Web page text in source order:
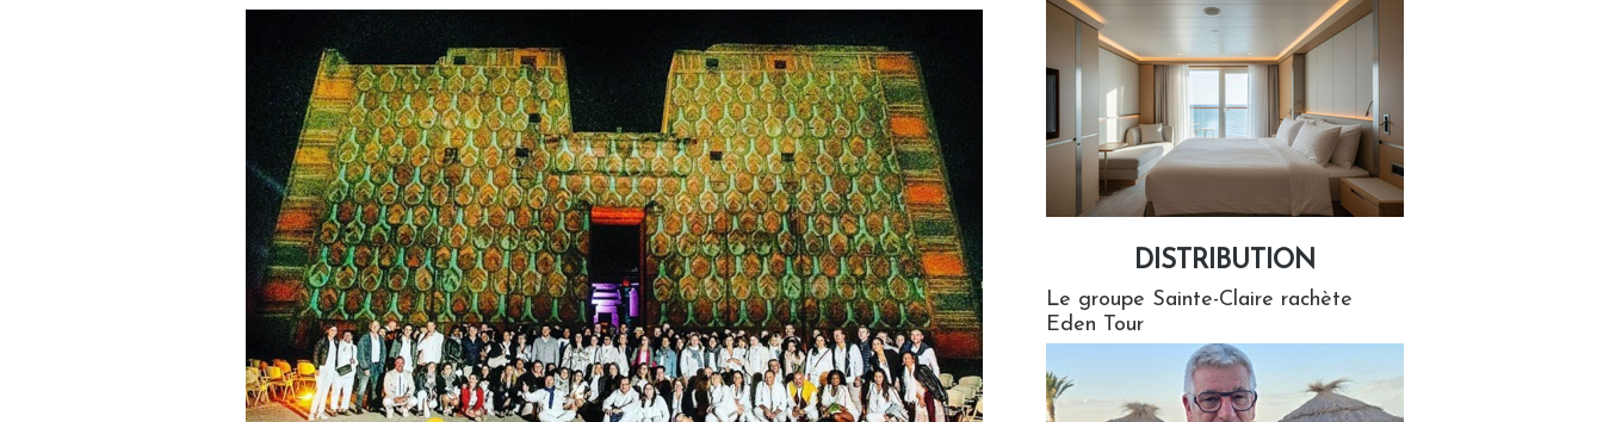
DISTRIBUTION
Le groupe Sainte-Claire rachète
Eden Tour